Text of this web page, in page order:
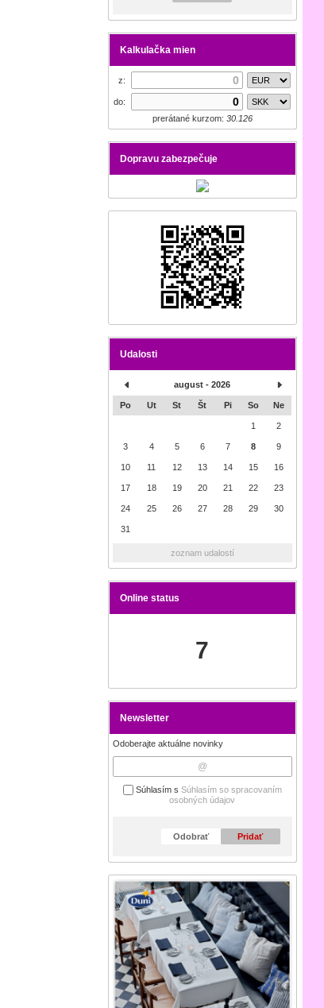
Kalkulačka mien
z:
do:
prerátané kurzom: 30.126
Dopravu zabezpečuje
Udalosti
august - 2026
Po Ut St Št Pi So Ne
1 2
3 4 5 6 7 8 9
10 11 12 13 14 15 16
17 18 19 20 21 22 23
24 25 26 27 28 29 30
31
zoznam udalostí
Online status
7
Newsletter
Odoberajte aktuálne novinky
Súhlasím s Súhlasím so spracovaním
osobných údajov
Odobrať Pridať